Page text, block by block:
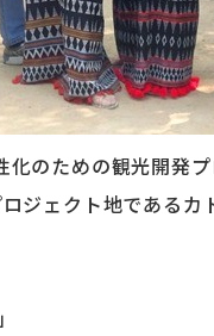
のための観光開発
ジェクト地である